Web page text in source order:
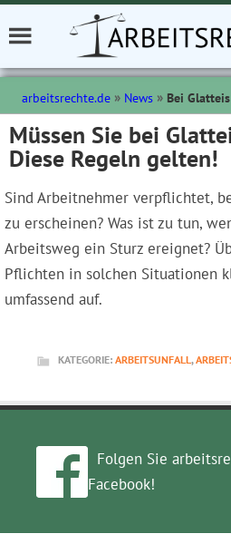
arbeitsrechte.de News Bei
Müssen Sie bei
Diese Regeln gelten!
Sind Arbeitnehmer verpflichtet,
zu erscheinen? Was ist zu tun,
Arbeitsweg ein Sturz ereignet?
Pflichten in solchen Situationen
umfassend auf.
KATEGORIE: ARBEITSUNFALL,
Folgen Sie
Facebook!